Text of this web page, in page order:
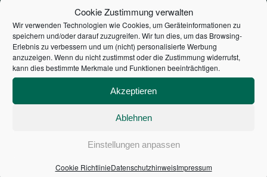
Cookie Zustimmung verwalten
Wir verwenden Technologien wie Cookies, um Geräteinformationen zu
speichern und/oder darauf zuzugreifen. Wir tun dies, um das Browsing-
Erlebnis zu verbessern und um (nicht) personalisierte Werbung
anzuzeigen. Wenn du nicht zustimmst oder die Zustimmung widerrufst,
kann dies bestimmte Merkmale und Funktionen beeinträchtigen.
Akzeptieren
Ablehnen
Einstellungen anpassen
Cookie RichtlinieDatenschutzhinweisImpressum
BUNDES DER
STEUERZAHLER
7,052€
NEUVERSCHULDUNG
PRO SEKUNDE
1,601€